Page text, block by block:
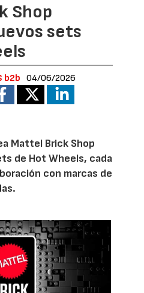
Shop
sets
b2b 04/06/2026
Mattel Brick Shop
de Hot Wheels, cada
con marcas de